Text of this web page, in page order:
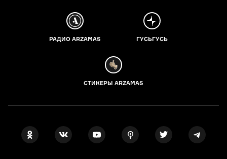
РАДИО ARZAMAS ГУСЬГУСЬ
СТИКЕРЫ ARZAMAS